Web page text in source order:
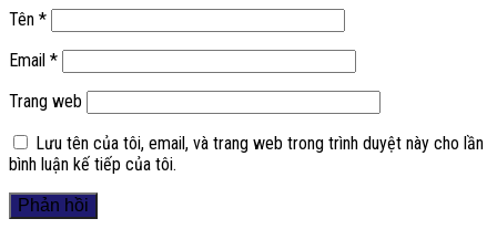
Tên *
Email *
Trang web
Lưu tên của tôi, email, và trang web trong trình duyệt này cho lần
bình luận kế tiếp của tôi.